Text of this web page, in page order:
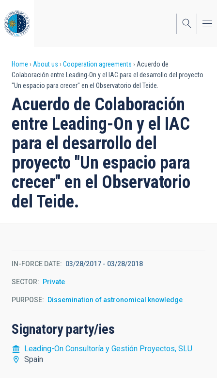
to
main
content
Breadcrumb
Home About us Cooperation agreements
Acuerdo de
Colaboración entre Leading-On y el IAC para el desarrollo del proyecto
"Un espacio para crecer" en el Observatorio del Teide.
Acuerdo de Colaboración
entre Leading-On y el IAC
para el desarrollo del
proyecto "Un espacio para
crecer" en el Observatorio
del Teide.
IN-FORCE DATE 03/28/2017 - 03/28/2018
SECTOR Private
PURPOSE Dissemination of astronomical knowledge
Signatory party/ies
Leading-On Consultoría y Gestión Proyectos, SLU
Spain